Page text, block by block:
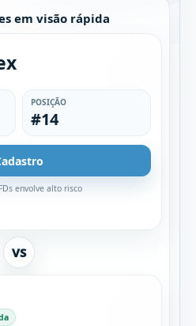
em visão rápida
POSIÇÃO
#14
envolve alto risco
VS